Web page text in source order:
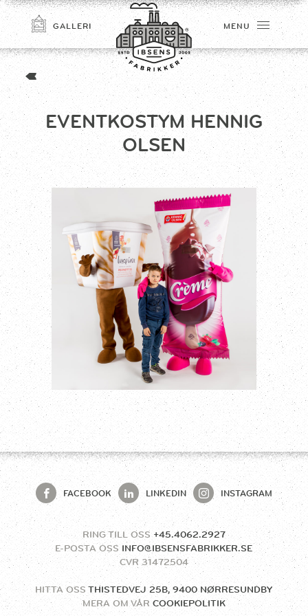
TILMELD
GALLERI MENU
EVENTKOSTYM HENNIG
OLSEN
FACEBOOK LINKEDIN INSTAGRAM
RING TILL OSS +45.4062.2927
E-POSTA OSS INFO@IBSENSFABRIKKER.SE
MERA OM VÅR COOKIEPOLITIK
HITTA OSS THISTEDVEJ 25B, 9400 NØRRESUNDBY
CVR31472504